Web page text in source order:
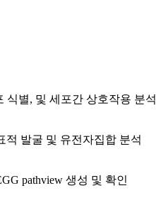
식별, 및 세포간 상호작용 분석
적 발굴 및 유전자집합 분석
pathview 생성 및 확인